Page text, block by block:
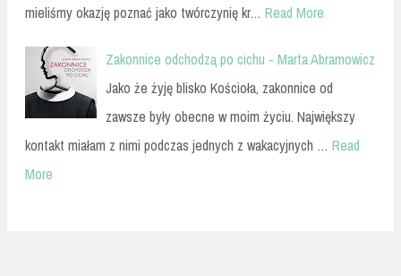
mieliśmy okazję poznać jako twórczynię kr… Read More
Zakonnice odchodzą po cichu - Marta Abramowicz
Jako że żyję blisko Kościoła, zakonnice od
zawsze były obecne w moim życiu. Największy
kontakt miałam z nimi podczas jednych z wakacyjnych … Read
More